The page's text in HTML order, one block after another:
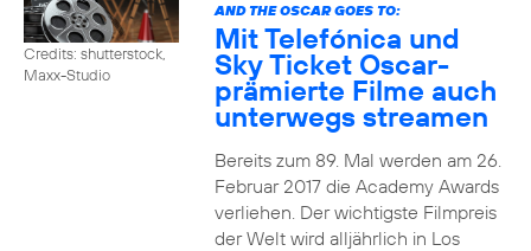
Credits: shutterstock,
Maxx-Studio
AND THE OSCAR GOES TO:
Mit Telefónica und
Sky Ticket Oscar-
prämierte Filme auch
unterwegs streamen
Bereits zum 89. Mal werden am 26.
Februar 2017 die Academy Awards
verliehen. Der wichtigste Filmpreis
der Welt wird alljährlich in Los